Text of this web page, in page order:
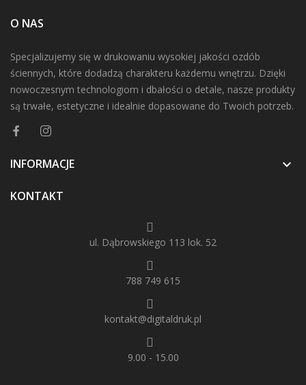
O NAS
Specjalizujemy się w drukowaniu wysokiej jakości ozdób
ściennych, które dodadzą charakteru każdemu wnętrzu. Dzięki
nowoczesnym technologiom i dbałości o detale, nasze produkty
są trwałe, estetyczne i idealnie dopasowane do Twoich potrzeb.
INFORMACJE 
KONTAKT
ul. Dąbrowskiego 113 lok. 52
788 749 615
kontakt@digitaldruk.pl
9.00 - 15.00